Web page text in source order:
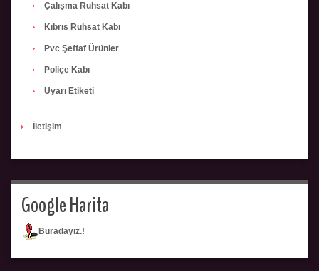
Çalışma Ruhsat Kabı
Kıbrıs Ruhsat Kabı
Pvc Şeffaf Ürünler
Poliçe Kabı
Uyarı Etiketi
İletişim
Google Harita
Buradayız.!